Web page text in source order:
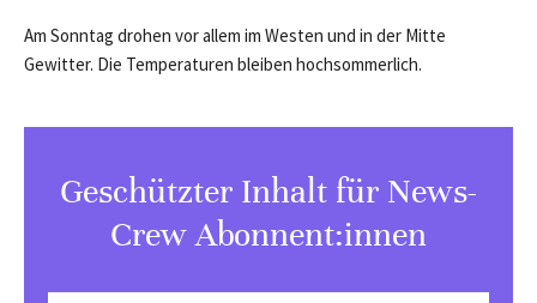
Am Sonntag drohen vor allem im Westen und in der Mitte
Gewitter. Die Temperaturen bleiben hochsommerlich.
Geschützter Inhalt für News-
Crew Abonnent:innen